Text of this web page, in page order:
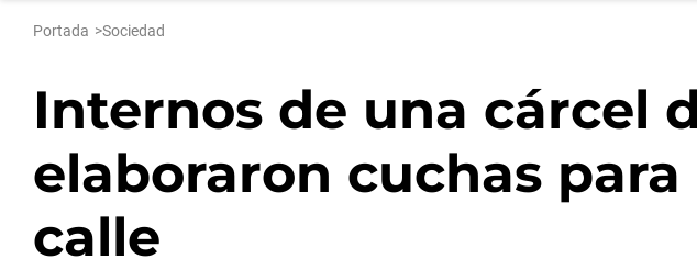
Portada >Sociedad
Internos de una cárcel
elaboraron cuchas
calle